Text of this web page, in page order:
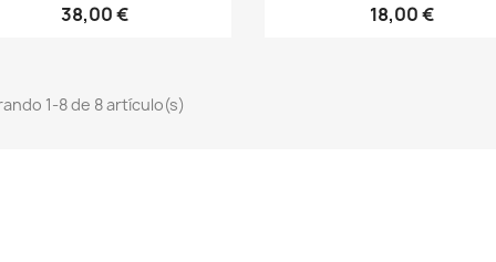
38,00 € 18,00 €
1-8 de 8 artículo(s)